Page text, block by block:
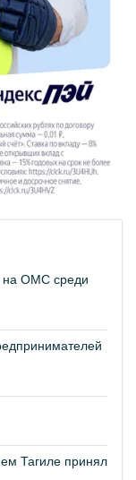
на ОМС среди
Тагиле принял